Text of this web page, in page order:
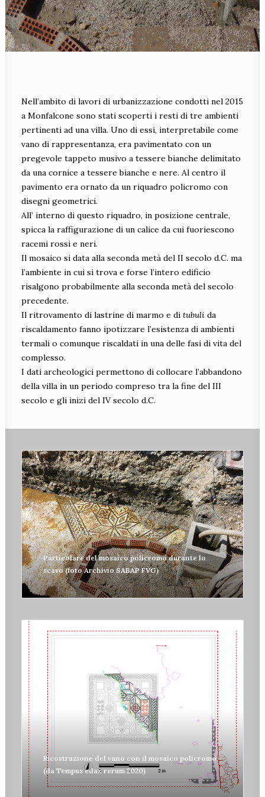
Nell’ambito di lavori di urbanizzazione condotti nel 2015
a Monfalcone sono stati scoperti i resti di tre ambienti
pertinenti ad una villa. Uno di essi, interpretabile come
vano di rappresentanza, era pavimentato con un
pregevole tappeto musivo a tessere bianche delimitato
da una cornice a tessere bianche e nere. Al centro il
pavimento era ornato da un riquadro policromo con
disegni geometrici.
All’ interno di questo riquadro, in posizione centrale,
spicca la raffigurazione di un calice da cui fuoriescono
racemi rossi e neri.
Il mosaico si data alla seconda metà del II secolo d.C. ma
l’ambiente in cui si trova e forse l’intero edificio
risalgono probabilmente alla seconda metà del secolo
precedente.
Il ritrovamento di lastrine di marmo e di tubuli da
riscaldamento fanno ipotizzare l’esistenza di ambienti
termali o comunque riscaldati in una delle fasi di vita del
complesso.
I dati archeologici permettono di collocare l’abbandono
della villa in un periodo compreso tra la fine del III
secolo e gli inizi del IV secolo d.C.
Particolare del mosaico policromo durante lo
scavo (foto Archivio SABAP FVG)
Ricostruzione del vano con il mosaico policromo
(da Tempus edax rerum 2020)